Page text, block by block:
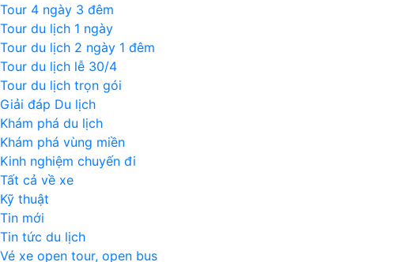
Tour 4 ngày 3 đêm
Tour du lịch 1 ngày
Tour du lịch 2 ngày 1 đêm
Tour du lịch lễ 30/4
Tour du lịch trọn gói
Giải đáp Du lịch
Khám phá du lịch
Khám phá vùng miền
Kinh nghiệm chuyến đi
Tất cả về xe
Kỹ thuật
Tin mới
Tin tức du lịch
Vé xe open tour, open bus